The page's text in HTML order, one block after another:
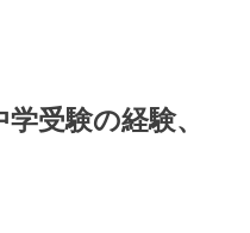
受験の経験、